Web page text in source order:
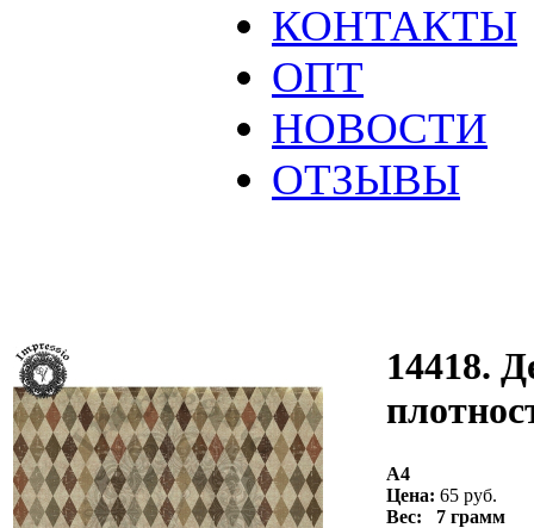
КОНТАКТЫ
ОПТ
НОВОСТИ
ОТЗЫВЫ
14418.
А4
Цена: 65 руб.
Вес: 7 грамм